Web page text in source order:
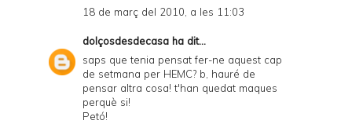
18 de març del 2010, a les 11:03
dolçosdesdecasa ha dit...
saps que tenia pensat fer-ne aquest cap
de setmana per HEMC? b, hauré de
pensar altra cosa! t'han quedat maques
perquè si!
Petó!